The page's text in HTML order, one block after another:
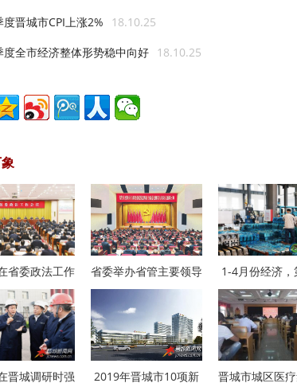
度晋城市CPI上涨2% 18.10.25
度全市经济整体形势稳中向好 18.10.25
省委政法工作 省委举办省管主要领导 1-4月份经济，
晋城调研时强 2019年晋城市10项新 晋城市城区医